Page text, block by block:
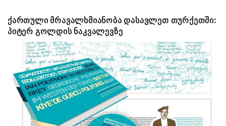
ᲥᲐᲠᲗᲣᲚᲘ ᲛᲠᲐᲕᲐᲚᲮᲛᲘᲐᲜᲝᲑᲐ ᲓᲐᲡᲐᲕᲚᲔᲗ ᲗᲣᲠᲥᲔᲗᲨᲘ:
ᲞᲘᲢᲔᲠ ᲒᲝᲚᲓᲘᲡ ᲜᲐᲙᲕᲐᲚᲔᲕᲖᲔ